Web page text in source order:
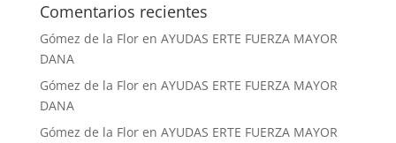
Comentarios recientes
Gómez de la Floren AYUDAS ERTE FUERZA MAYOR
DANA
Gómez de la Floren AYUDAS ERTE FUERZA MAYOR
DANA
Gómez de la Floren AYUDAS ERTE FUERZA MAYOR